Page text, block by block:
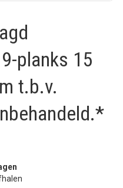
planks 15
t.b.v.